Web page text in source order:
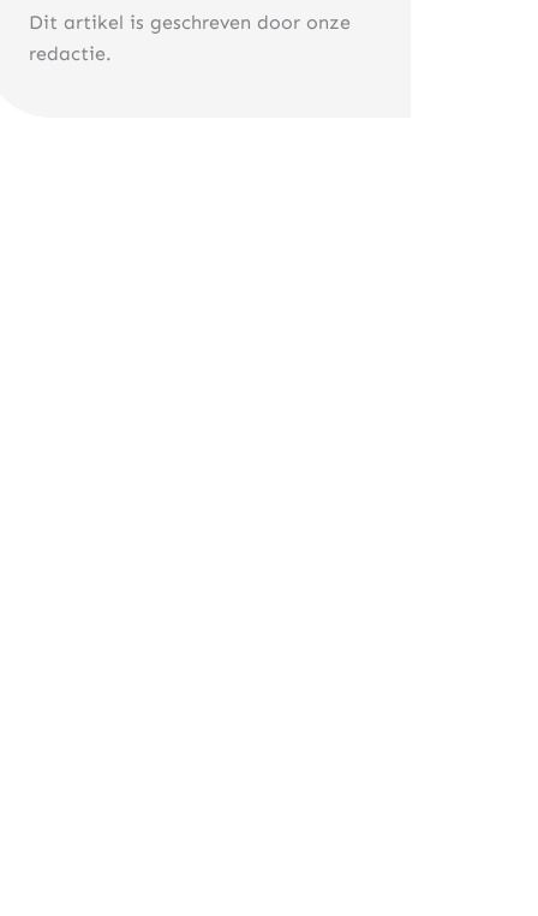
Dit artikel is geschreven door onze
redactie.